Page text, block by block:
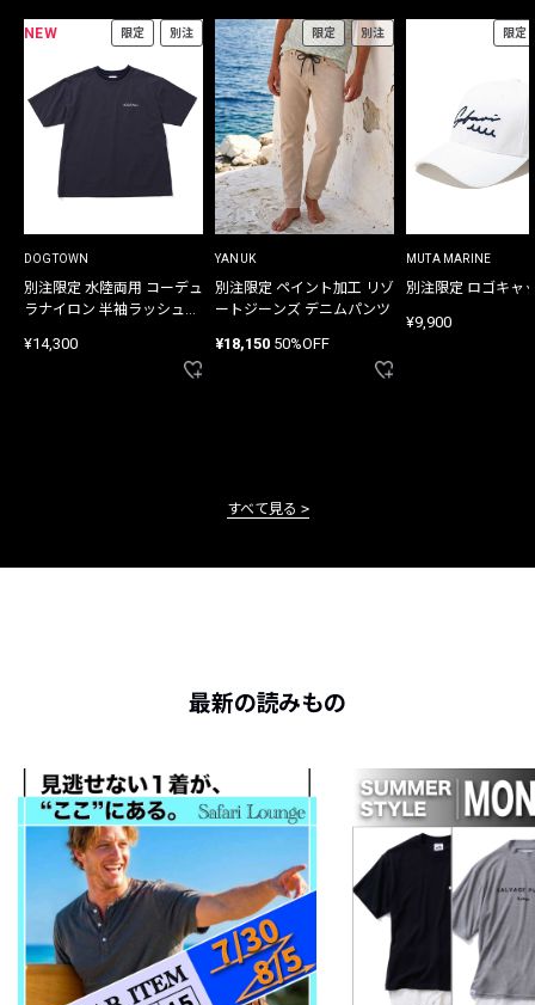
NEW 限定 別注
DOGTOWN
別注限定 水陸両用 コーデュ
ラナイロン 半袖ラッシュガ
¥14,300
限定 別注
YANUK
別注限定 ペイント加工 リゾ
ートジーンズ デニムパンツ
¥18,150 50%OFF
限定
MUTA MARINE
別注限定 ロゴキャ
¥9,900
すべて見る
最新の読みもの